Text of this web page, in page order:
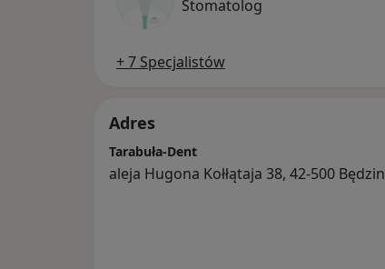
Stomatolog
+ 7 Specjalistów
Adres
Tarabuła-Dent
aleja Hugona Kołłątaja 38, 42-500 Będzin